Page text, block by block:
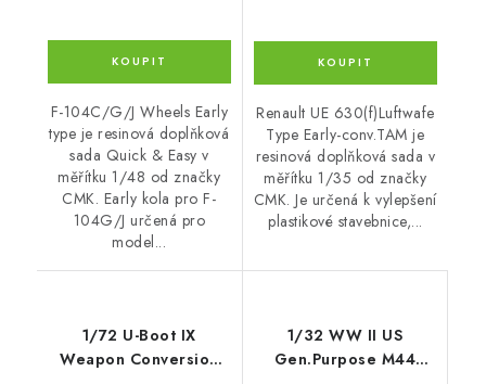
F-104C/G/J Wheels Early
type je resinová doplňková
sada Quick & Easy v
měřítku 1/48 od značky
CMK. Early kola pro F-
104G/J určená pro
model...
Renault UE 630(f)Luftwafe
Type Early-conv.TAM je
resinová doplňková sada v
měřítku 1/35 od značky
CMK. Je určená k vylepšení
plastikové stavebnice,...
1/72 U-Boot IX
Weapon Conversion
1/32 WW II US
Gen.Purpose M44